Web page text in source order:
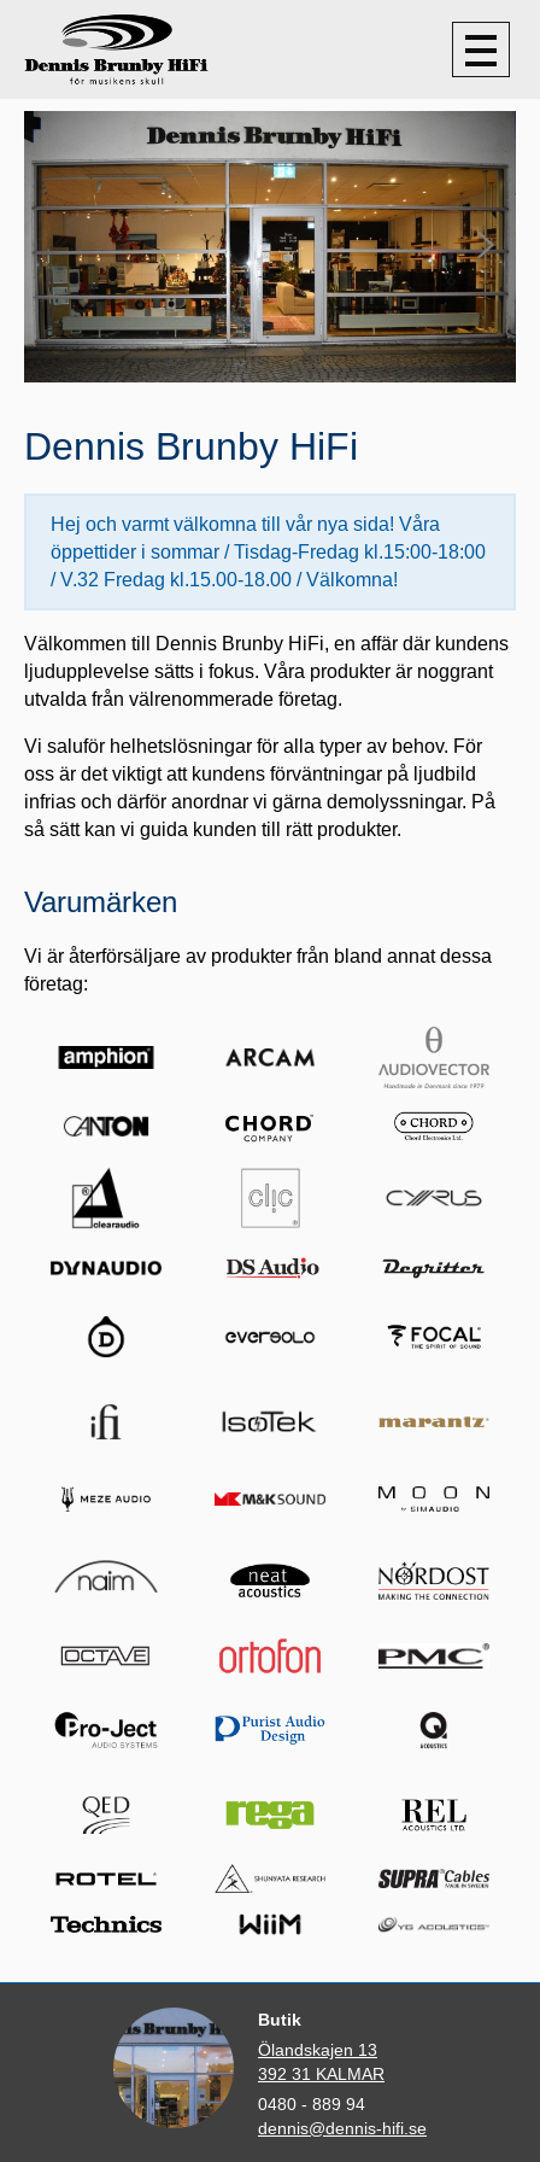
Dennis Brunby HiFi
Hej och varmt välkomna till vår nya sida! Våra
öppettider i sommar / Tisdag-Fredag kl.15:00-18:00
/ V.32 Fredag kl.15.00-18.00 / Välkomna!
Välkommen till Dennis Brunby HiFi, en affär där kundens
ljudupplevelse sätts i fokus. Våra produkter är noggrant
utvalda från välrenommerade företag.
Vi saluför helhetslösningar för alla typer av behov. För
oss är det viktigt att kundens förväntningar på ljudbild
infrias och därför anordnar vi gärna demolyssningar. På
så sätt kan vi guida kunden till rätt produkter.
Varumärken
Vi är återförsäljare av produkter från bland annat dessa
företag:
Butik
Ölandskajen 13
392 31 KALMAR
0480 - 889 94
dennis@dennis-hifi.se